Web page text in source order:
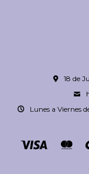
18 de
Lunes a Viernes